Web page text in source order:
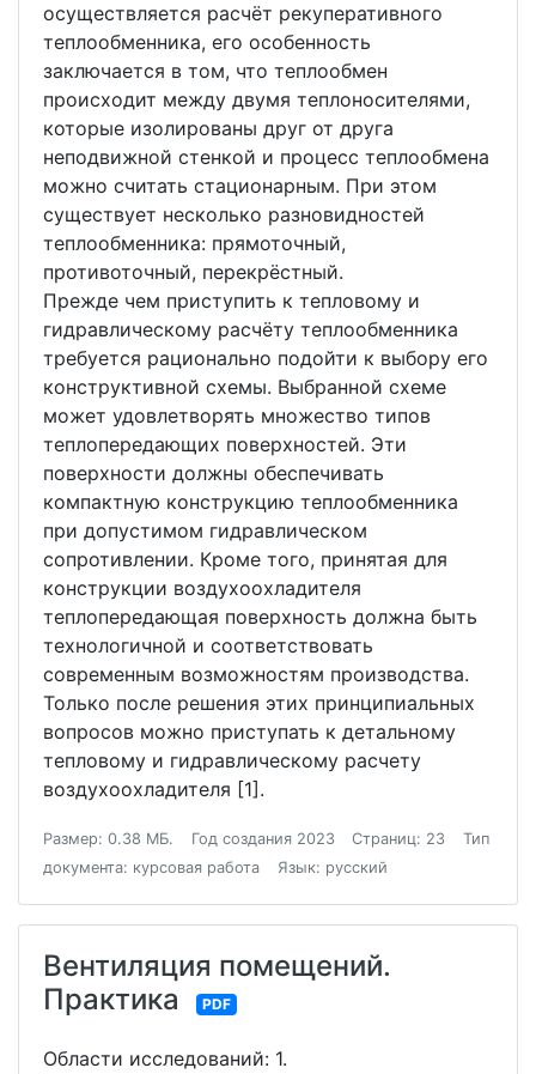
осуществляется расчёт рекуперативного
теплообменника, его особенность
заключается в том, что теплообмен
происходит между двумя теплоносителями,
которые изолированы друг от друга
неподвижной стенкой и процесс теплообмена
можно считать стационарным. При этом
существует несколько разновидностей
теплообменника: прямоточный,
противоточный, перекрёстный.
Прежде чем приступить к тепловому и
гидравлическому расчёту теплообменника
требуется рационально подойти к выбору его
конструктивной схемы. Выбранной схеме
может удовлетворять множество типов
теплопередающих поверхностей. Эти
поверхности должны обеспечивать
компактную конструкцию теплообменника
при допустимом гидравлическом
сопротивлении. Кроме того, принятая для
конструкции воздухоохладителя
теплопередающая поверхность должна быть
технологичной и соответствовать
современным возможностям производства.
Только после решения этих принципиальных
вопросов можно приступать к детальному
тепловому и гидравлическому расчету
воздухоохладителя [1].
Размер: 0.38 МБ. Год создания 2023 Страниц: 23
Тип
документа: курсовая работа
Язык: русский
Вентиляция помещений.
Практика
PDF
Области исследований: 1.